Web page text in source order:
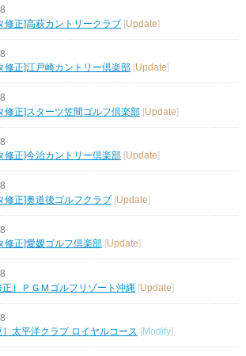
修正]高萩カントリークラブ [Update]
修正]江戸崎カントリー倶楽部 Update
修正]スターツ笠間ゴルフ倶楽部 [Update]
修正]今治カントリー倶楽部 Update
修正]奥道後ゴルフクラブ [Update]
修正]愛媛ゴルフ倶楽部 Update
正］ＰＧＭゴルフリゾート沖縄 [Update]
］太平洋クラブ ロイヤルコース [Modify]